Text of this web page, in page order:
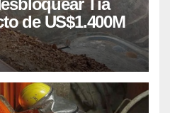
Tía
de US$1.400M
años